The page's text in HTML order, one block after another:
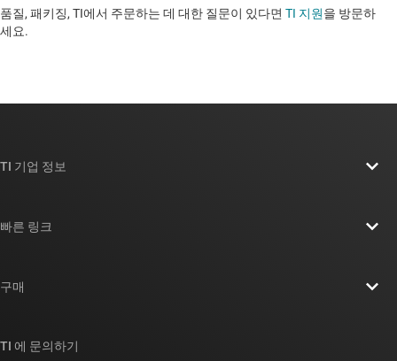
품질, 패키징, TI에서 주문하는 데 대한 질문이 있다면 TI 지원을 방문하
세요. ​​​​​​​​​​​​​​
TI 기업 정보
빠른 링크
대체품 검색
구매
TI 에 문의하기